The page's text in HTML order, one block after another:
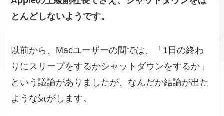
とんどしないようです。
以前から、Macユーザーの間では、「1日の終わ
りにスリープをするかシャットダウンをするか」
という議論がありましたが、なんだか結論が出た
ような気がします。